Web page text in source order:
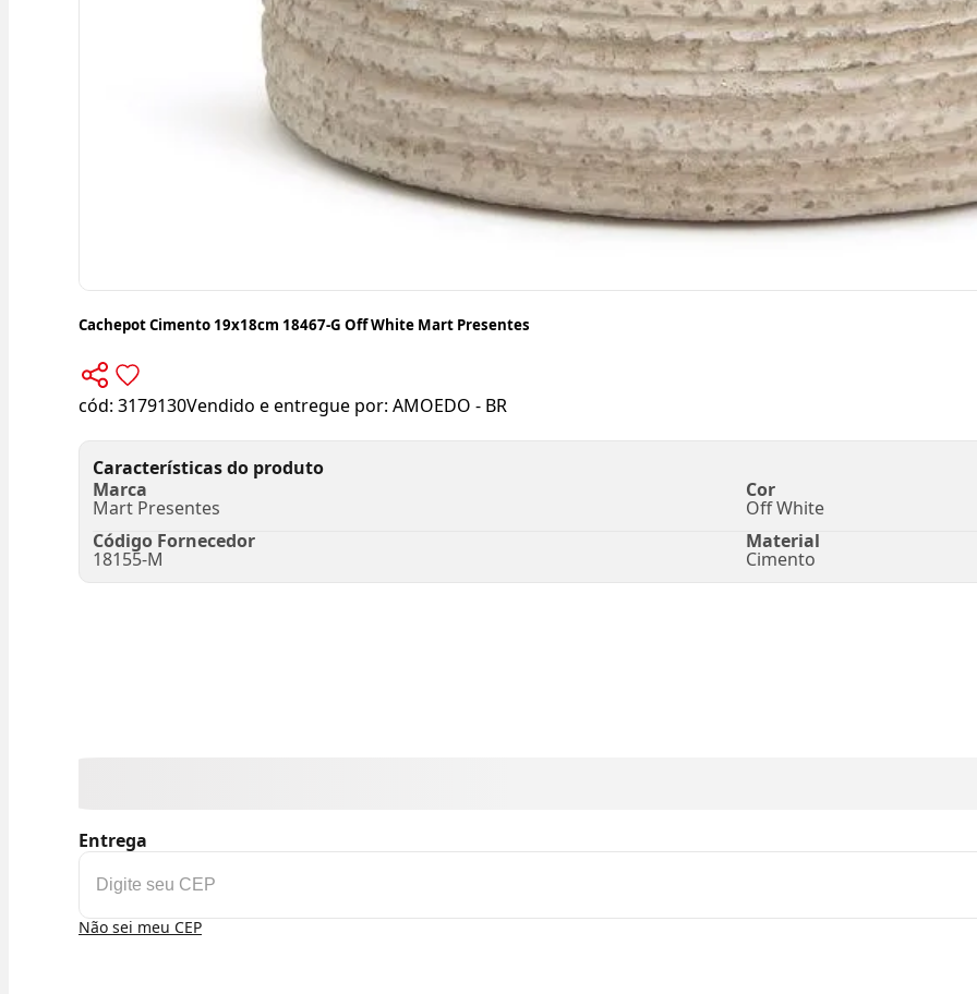
Cachepot Cimento 19x18cm 18467-G Off White Mart Presentes
cód: 3179130Vendido e entregue por: AMOEDO - BR
Características do produto
Marca
Mart Presentes
Cor
Off White
Código Fornecedor
18155-M
Material
Cimento
Entrega
Não sei meu CEP